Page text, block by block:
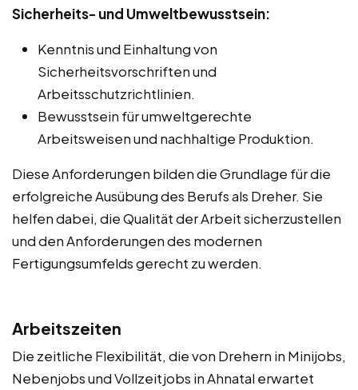
Sicherheits- und Umweltbewusstsein:
Kenntnis und Einhaltung von
Sicherheitsvorschriften und
Arbeitsschutzrichtlinien.
Bewusstsein für umweltgerechte
Arbeitsweisen und nachhaltige Produktion.
Diese Anforderungen bilden die Grundlage für die
erfolgreiche Ausübung des Berufs als Dreher. Sie
helfen dabei, die Qualität der Arbeit sicherzustellen
und den Anforderungen des modernen
Fertigungsumfelds gerecht zu werden.
Arbeitszeiten
Die zeitliche Flexibilität, die von Drehern in Minijobs,
Nebenjobs und Vollzeitjobs in Ahnatal erwartet